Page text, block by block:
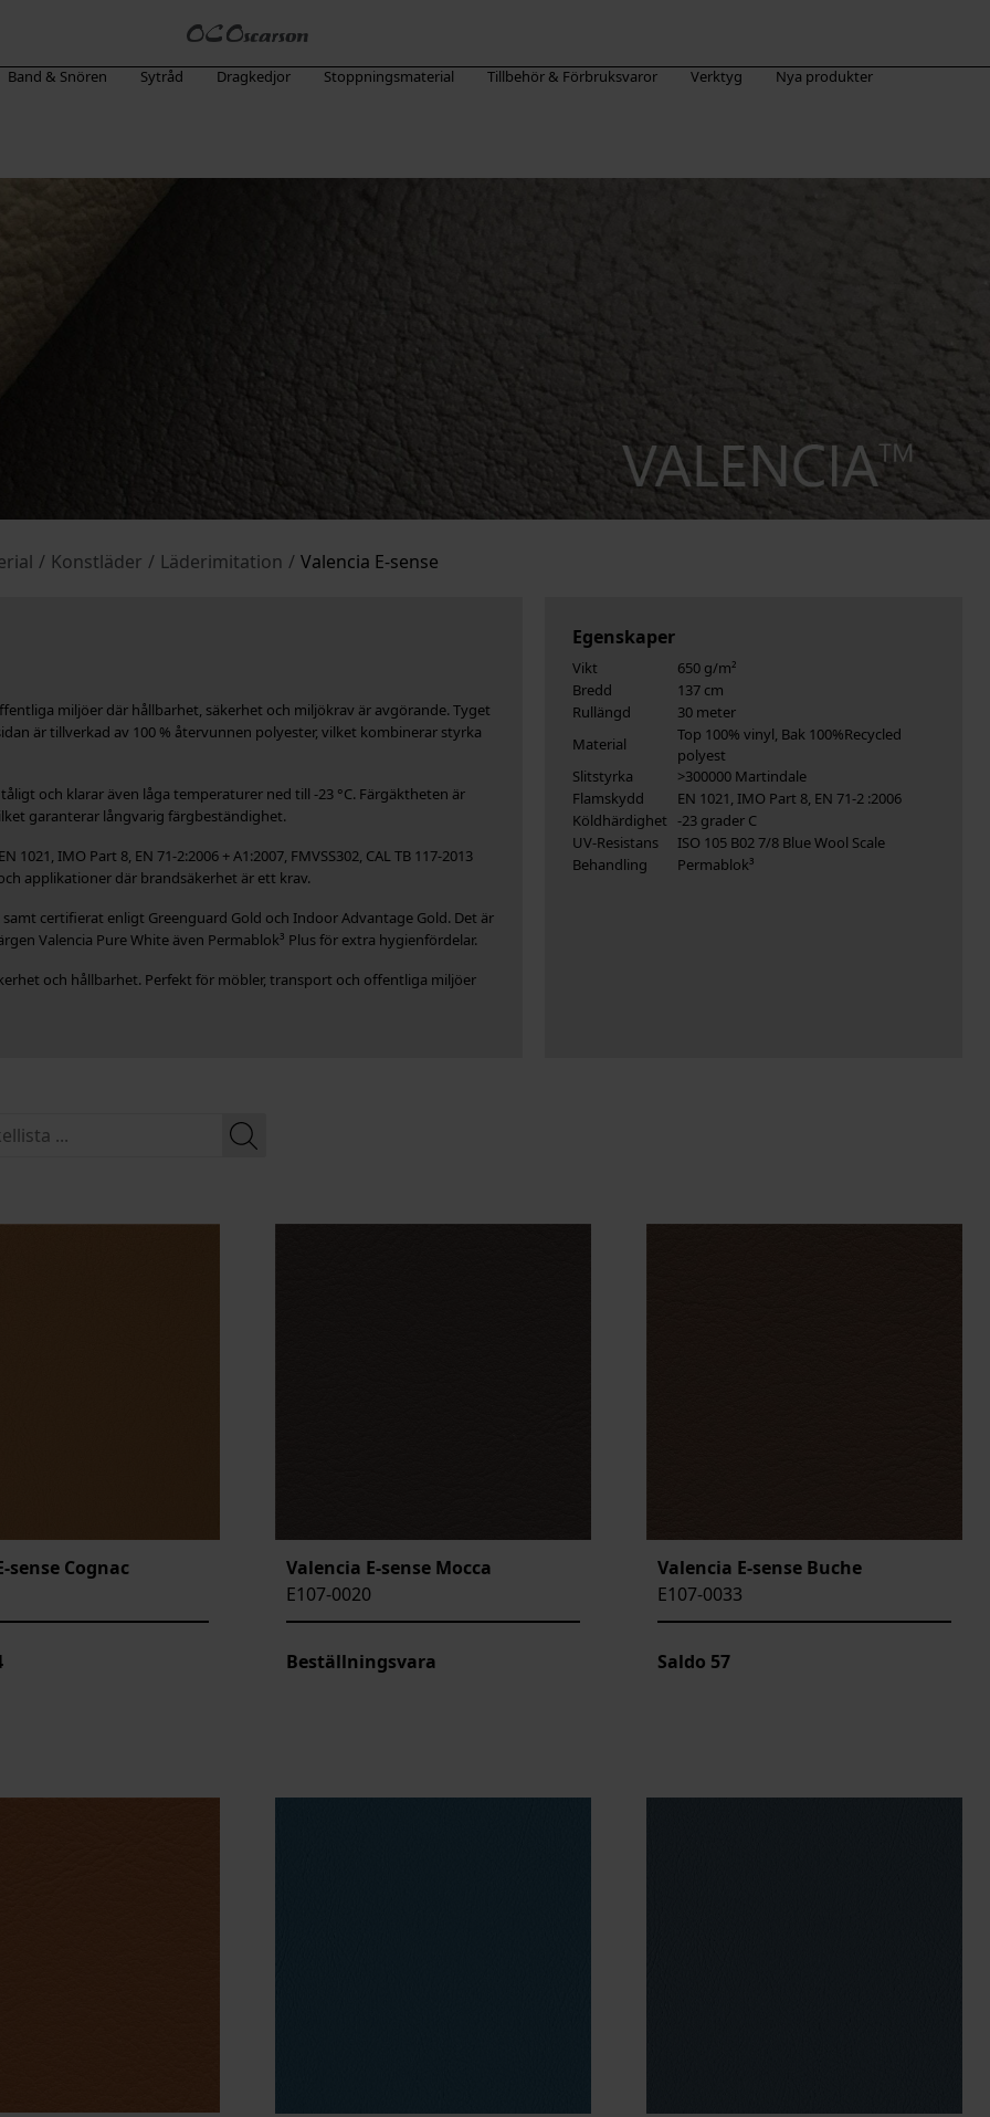
Band & Snören Sytråd Dragkedjor Stoppningsmaterial Tillbehör & Förbruksvaror Verktyg Nya produkter
/ Konstläder / Läderimitation / Valencia E-sense
miljöer där hållbarhet, säkerhet och miljökrav är avgörande. Tyget
är tillverkad av 100 % återvunnen polyester, vilket kombinerar styrka
och klarar även låga temperaturer ned till -23 °C. Färgäktheten är
garanterar långvarig färgbeständighet.
IMO Part 8, EN 71-2:2006 + A1:2007, FMVSS302, CAL TB 117-2013
applikationer där brandsäkerhet är ett krav.
certifierat enligt Greenguard Gold och Indoor Advantage Gold. Det är
Valencia Pure White även Permablok³ Plus för extra hygienfördelar.
och hållbarhet. Perfekt för möbler, transport och offentliga miljöer
Egenskaper
Vikt
650 g/m²
Bredd
137 cm
Rullängd
30 meter
Material
Top 100% vinyl, Bak 100%Recycled
polyest
Slitstyrka
>300000 Martindale
Flamskydd
EN 1021, IMO Part 8, EN 71-2 :2006
Köldhärdighet -23 grader C
UV-Resistans
ISO 105 B02 7/8 Blue Wool Scale
Behandling
Permablok³
sense Cognac
Valencia E-sense Mocca
E107-0020
Beställningsvara
Valencia E-sense Buche
E107-0033
Saldo 57